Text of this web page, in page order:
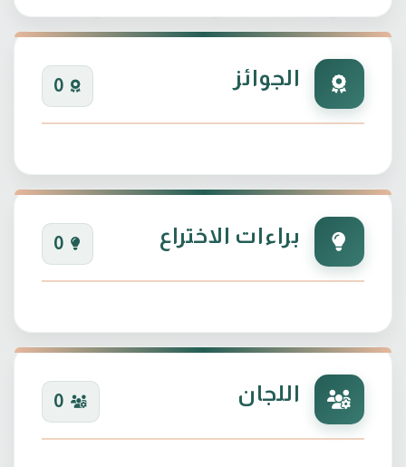
الجوائز 0
براءات الاختراع 0
اللجان 0